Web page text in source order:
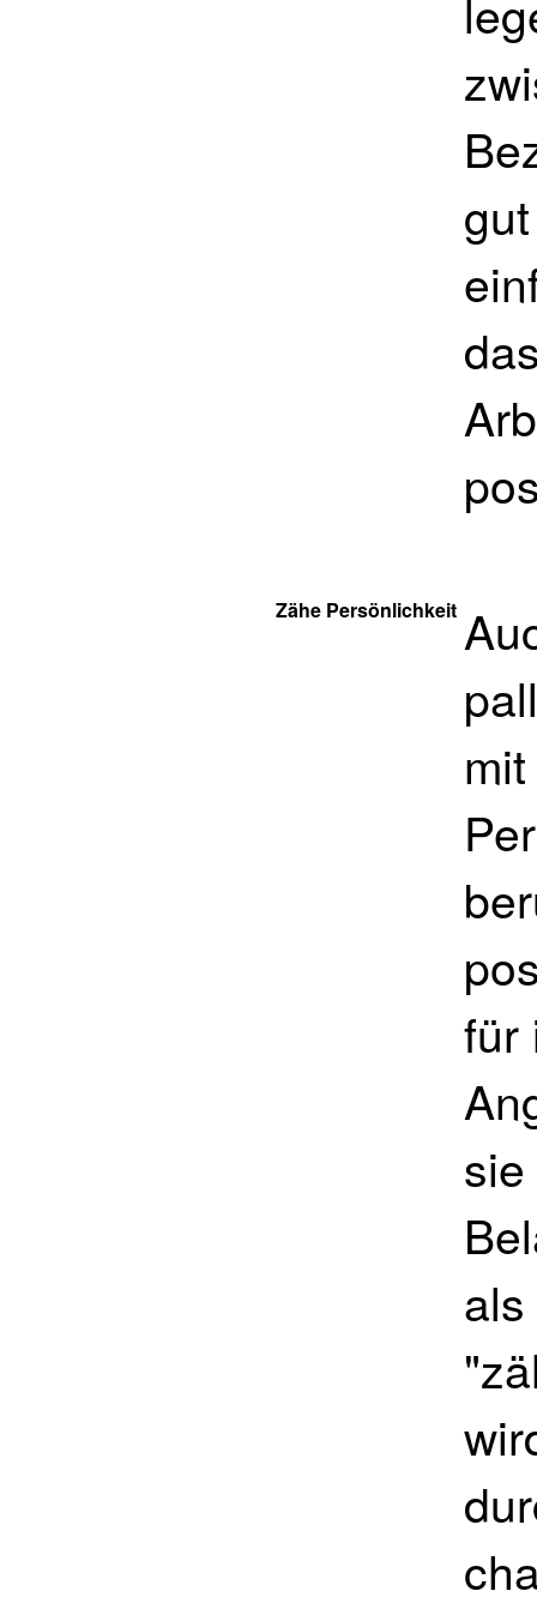
Zähe Persönlichkeit
für